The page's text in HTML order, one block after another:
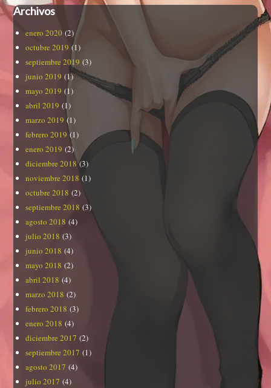
Archivos
enero 2020 (2)
octubre 2019 (1)
septiembre 2019 (3)
junio 2019 (1)
mayo 2019 (1)
abril 2019 (1)
marzo 2019 (1)
febrero 2019(1)
enero 2019 (2)
diciembre 2018(3)
noviembre 2018 (1)
octubre 2018 (2)
septiembre 2018 (3)
agosto 2018 (4)
julio 2018 (3)
junio 2018 (4)
mayo 2018 (2)
abril 2018 (4)
marzo 2018 (2)
febrero 2018 (3)
enero 2018 (4)
diciembre 2017 (2)
septiembre 2017 (1)
agosto 2017 (4)
julio 2017 (4)